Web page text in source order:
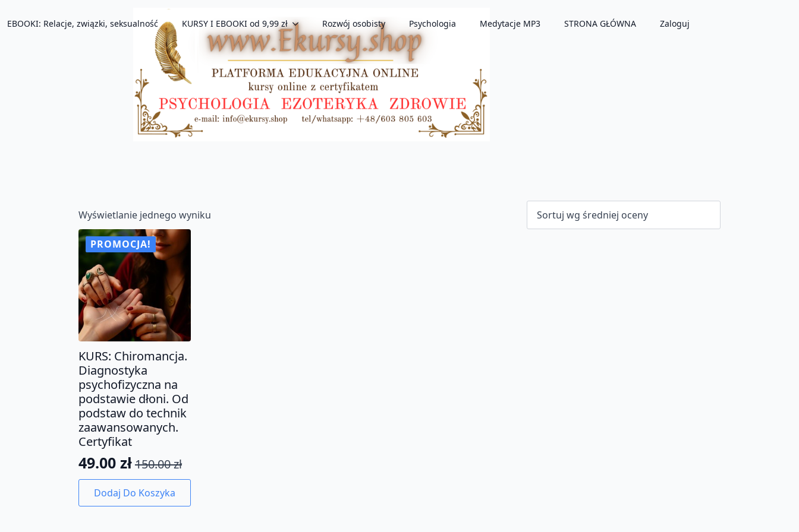
EBOOKI: Relacje, związki, seksualność KURSY I EBOOKI od 9,99 zł Rozwój osobisty Psychologia Medytacje MP3 STRONA GŁÓWNA Zaloguj
Wyświetlanie jednego wyniku
PROMOCJA!
KURS: Chiromancja.
Diagnostyka
psychofizyczna na
podstawie dłoni. Od
podstaw do technik
zaawansowanych.
Certyfikat
150.00zł
Pierwotna
cena
wynosiła:
49.00 zł
Aktualna
cena
wynosi:
Dodaj Do Koszyka